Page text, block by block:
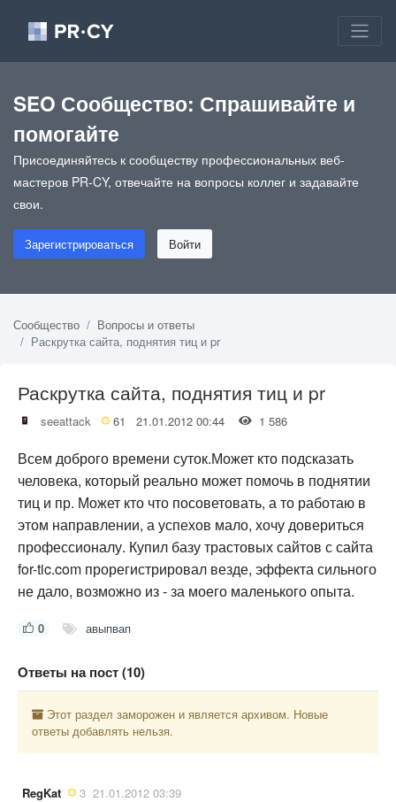
SEO Сообщество: Спрашивайте и
помогайте
Присоединяйтесь к сообществу профессиональных веб-
мастеров PR-CY, отвечайте на вопросы коллег и задавайте
свои.
Зарегистрироваться Войти
Сообщество
Вопросы и ответы
Раскрутка сайта, поднятия тиц и pr
Раскрутка сайта, поднятия тиц и pr
seeattack 61 21.01.2012 00:44 1 586
Всем доброго времени суток.Может кто подсказать
человека, который реально может помочь в поднятии
тиц и пр. Может кто что посоветовать, а то работаю в
этом направлении, а успехов мало, хочу довериться
профессионалу. Купил базу трастовых сайтов с сайта
for-tic.com прорегистрировал везде, эффекта сильного
не дало, возможно из - за моего маленького опыта.
0 авыпвап
Ответы на пост (10)
Этот раздел заморожен и является архивом. Новые
ответы добавлять нельзя.
RegKat 3 21.01.2012 03:39